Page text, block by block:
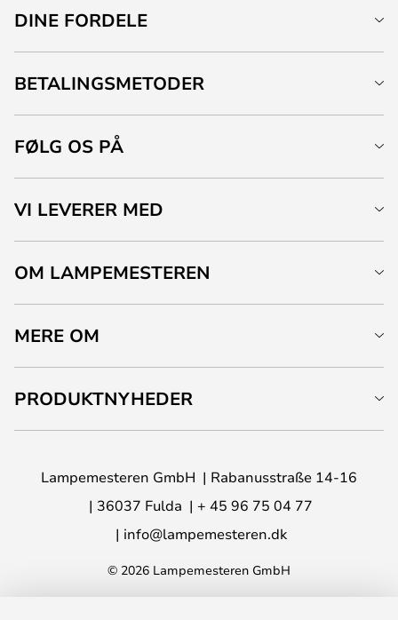
DINE FORDELE
BETALINGSMETODER
FØLG OS PÅ
VI LEVERER MED
OM LAMPEMESTEREN
MERE OM
PRODUKTNYHEDER
Lampemesteren GmbH
Rabanusstraße 14-16
36037 Fulda
+ 45 96 75 04 77
info@lampemesteren.dk
© 2026 Lampemesteren GmbH